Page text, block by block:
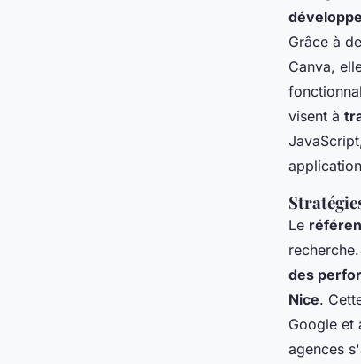
Grâce à
Canva,
visent à
Le
des
Nice.
Google et
agences